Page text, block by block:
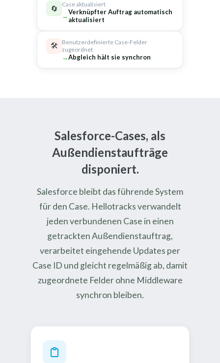
🔄 Case aktualisiert
Verknüpfter Auftrag automatisch
aktualisiert
🛠
Benutzerdefinierte Case-Felder
zugeordnet
Abgleich hält sie synchron
Salesforce-Cases, als
Außendienstaufträge
disponiert.
Salesforce bleibt das führende System
für den Case. Hellotracks verwandelt
jeden verbundenen Case in einen
getrackten Außendienstauftrag,
verarbeitet eingehende Updates per
Case ID und gleicht regelmäßig ab, damit
zugeordnete Felder ohne Middleware
synchron bleiben.